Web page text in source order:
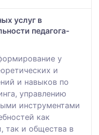
услуг в
педагога-
у
и
и навыков по
управлению
инструментами
как
так и общества в